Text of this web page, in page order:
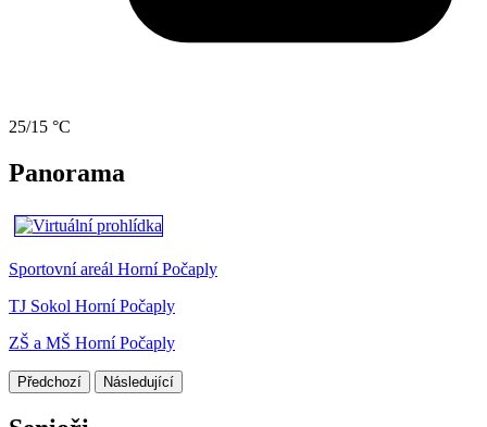
25/15 °C
Panorama
Sportovní areál Horní Počaply
TJ Sokol Horní Počaply
ZŠ a MŠ Horní Počaply
Předchozí Následující